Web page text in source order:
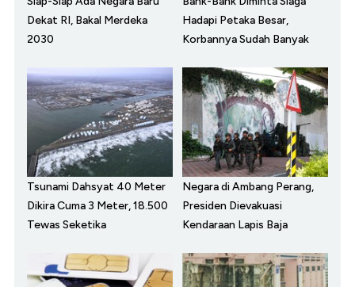
Dekat RI, Bakal Merdeka
2030
Hadapi Petaka Besar,
Korbannya Sudah Banyak
Tsunami Dahsyat 40 Meter
Dikira Cuma 3 Meter, 18.500
Tewas Seketika
Negara di Ambang Perang,
Presiden Dievakuasi
Kendaraan Lapis Baja